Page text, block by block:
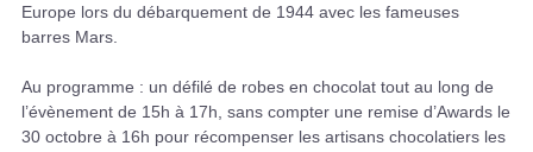
Europe lors du débarquement de 1944 avec les fameuses
barres Mars.
Au programme : un défilé de robes en chocolat tout au long de
l’évènement de 15h à 17h, sans compter une remise d’Awards le
30 octobre à 16h pour récompenser les artisans chocolatiers les